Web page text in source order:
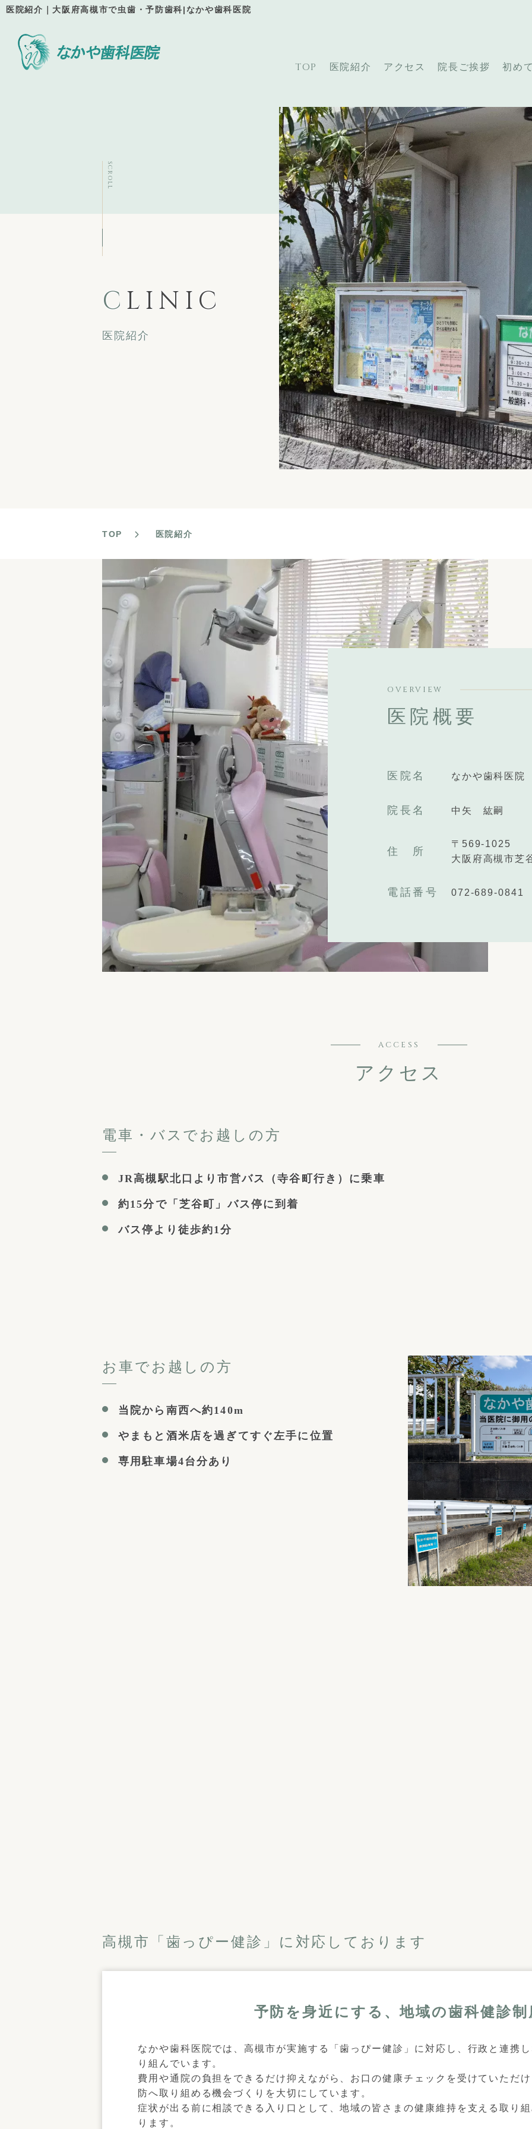
医院紹介｜大阪府高槻市で虫歯・予防歯科|なかや歯科医院
TOP 医院紹介 アクセス 院長ご挨拶 初め
C LINIC
医院紹介
SCROLL
TOP 医院紹介
OVERVIEW
医院概要
医院名 なかや歯科医院
院長名 中矢 紘嗣
住 所
〒569-1025
大阪府高槻市芝
電話番号 072-689-0841
ACCESS
アクセス
電車・バスでお越しの方
JR高槻駅北口より市営バス （寺谷町行き）に乗車
約15分で「芝谷町」バス停に到着
バス停より徒歩約1分
お車でお越しの方
当院から南西へ約140m
やまもと酒米店を過ぎてすぐ左手に位置
専用駐車場4台分あり
高槻市「歯っぴー健診」に対応しております
予防を身近にする、地域の歯科健診制
なかや歯科医院では、高槻市が実施する「歯っぴー健診」に対応し、行政と連携
り組んでいます。
費用や通院の負担をできるだけ抑えながら、お口の健康チェックを受けていただ
防へ取り組める機会づくりを大切にしています。
症状が出る前に相談できる入り口として、地域の皆さまの健康維持を支える取り
ります。